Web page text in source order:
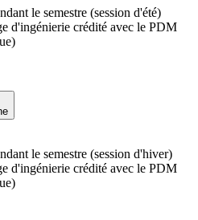
le semestre (session d'été)
d'ingénierie crédité avec le PDM
le semestre (session d'hiver)
d'ingénierie crédité avec le PDM